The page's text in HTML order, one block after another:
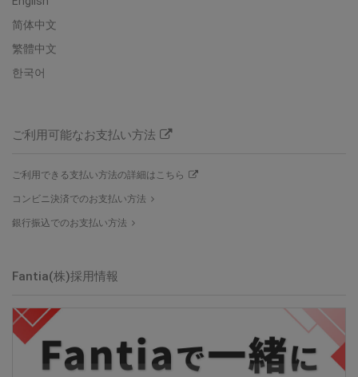
简体中文
繁體中文
한국어
ご利用可能なお支払い方法
ご利用できる支払い方法の詳細はこちら
コンビニ決済でのお支払い方法
銀行振込でのお支払い方法
Fantia(株)採用情報